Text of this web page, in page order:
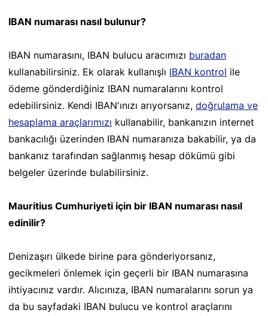
IBAN numarası nasıl bulunur?
IBAN numarasını, IBAN bulucu aracımızı buradan
kullanabilirsiniz. Ek olarak kullanışlı IBAN kontrol ile
ödeme gönderdiğiniz IBAN numaralarını kontrol
edebilirsiniz. Kendi IBAN'ınızı arıyorsanız, doğrulama ve
hesaplama araçlarımızı kullanabilir, bankanızın internet
bankacılığı üzerinden IBAN numaranıza bakabilir, ya da
bankanız tarafından sağlanmış hesap dökümü gibi
belgeler üzerinde bulabilirsiniz.
Mauritius Cumhuriyeti için bir IBAN numarası nasıl
edinilir?
Denizaşırı ülkede birine para gönderiyorsanız,
gecikmeleri önlemek için geçerli bir IBAN numarasına
ihtiyacınız vardır. Alıcınıza, IBAN numaralarını sorun ya
da bu sayfadaki IBAN bulucu ve kontrol araçlarını